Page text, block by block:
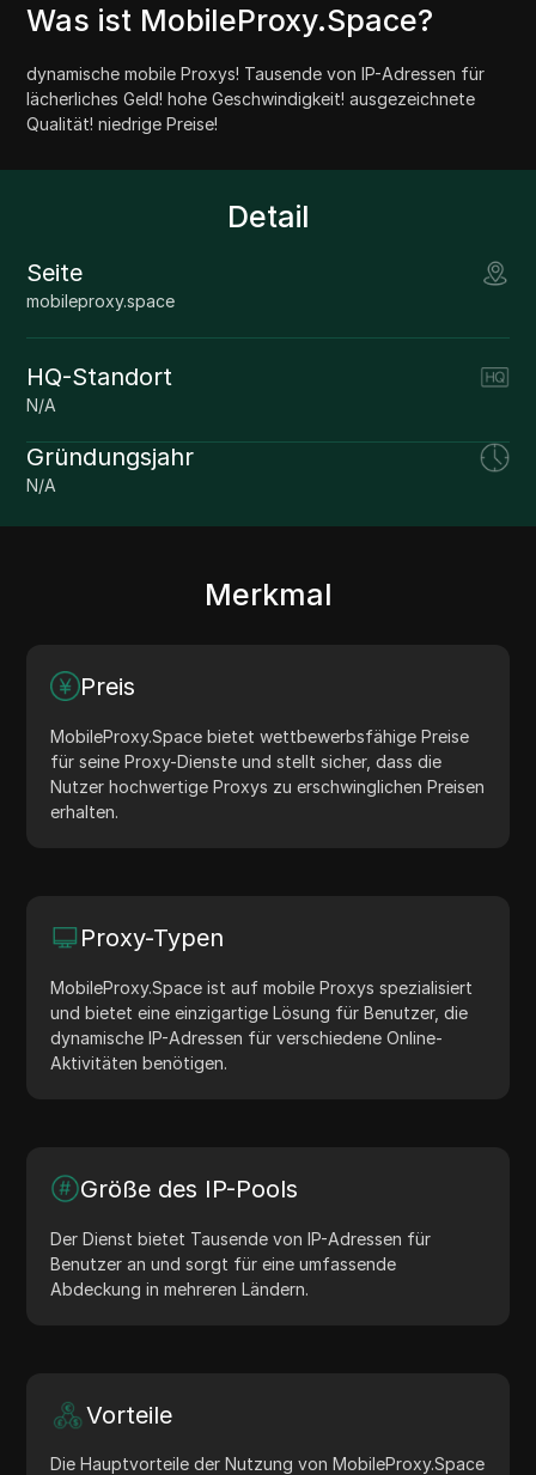
Was ist MobileProxy.Space?
dynamische mobile Proxys! Tausende von IP-Adressen für
lächerliches Geld! hohe Geschwindigkeit! ausgezeichnete
Qualität! niedrige Preise!
Detail
Seite
mobileproxy.space
HQ-Standort
N/A
Gründungsjahr
N/A
Merkmal
Preis
MobileProxy.Space bietet wettbewerbsfähige Preise
für seine Proxy-Dienste und stellt sicher, dass die
Nutzer hochwertige Proxys zu erschwinglichen Preisen
erhalten.
Proxy-Typen
MobileProxy.Space ist auf mobile Proxys spezialisiert
und bietet eine einzigartige Lösung für Benutzer, die
dynamische IP-Adressen für verschiedene Online-
Aktivitäten benötigen.
Größe des IP-Pools
Der Dienst bietet Tausende von IP-Adressen für
Benutzer an und sorgt für eine umfassende
Abdeckung in mehreren Ländern.
Vorteile
Die Hauptvorteile der Nutzung von MobileProxy.Space